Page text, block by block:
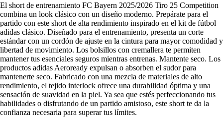
El short de entrenamiento FC Bayern 2025/2026 Tiro 25 Competition
combina un look clásico con un diseño moderno. Prepárate para el
partido con este short de alta rendimiento inspirado en el kit de fútbol
adidas clásico. Diseñado para el entrenamiento, presenta un corte
estándar con un cordón de ajuste en la cintura para mayor comodidad y
libertad de movimiento. Los bolsillos con cremallera te permiten
mantener tus esenciales seguros mientras entrenas. Mantente seco. Los
productos adidas Aeroready expulsan o absorben el sudor para
mantenerte seco. Fabricado con una mezcla de materiales de alto
rendimiento, el tejido interlock ofrece una durabilidad óptima y una
sensación de suavidad en la piel. Ya sea que estés perfeccionando tus
habilidades o disfrutando de un partido amistoso, este short te da la
confianza necesaria para superar tus límites.